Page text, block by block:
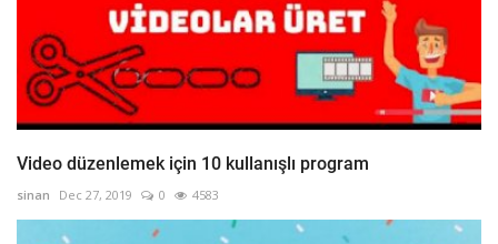
Video düzenlemek için 10 kullanışlı program
sinan Dec 27, 2019 0 4583